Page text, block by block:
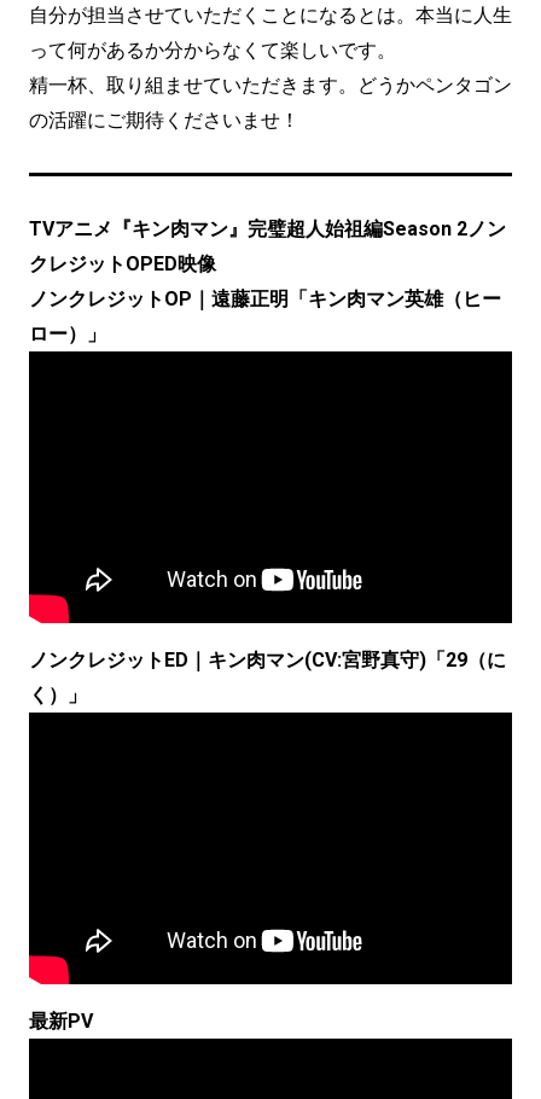
自分が担当させていただくことになるとは。本当に人生
って何があるか分からなくて楽しいです。
精一杯、取り組ませていただきます。どうかペンタゴン
の活躍にご期待くださいませ！
TVアニメ『キン肉マン』完璧超人始祖編Season 2ノン
クレジットOPED映像
ノンクレジットOP｜遠藤正明「キン肉マン英雄（ヒー
ロー）」
ノンクレジットED｜キン肉マン(CV:宮野真守)「29（に
く）」
最新PV